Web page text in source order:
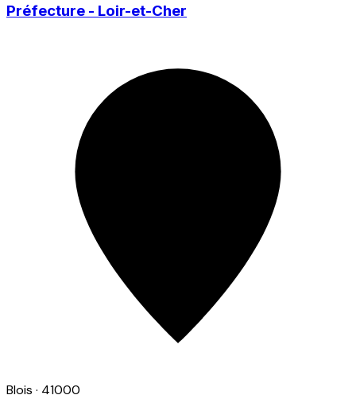
Préfecture - Loir-et-Cher
Blois · 41000